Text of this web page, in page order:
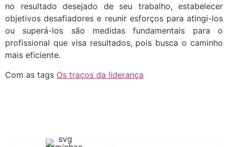
no resultado desejado de seu trabalho, estabelecer
objetivos desafiadores e reunir esforços para atingi-los
ou superá-los são medidas fundamentais para o
profissional que visa resultados, pois busca o caminho
mais eficiente.
Com as tags Os traços da liderança